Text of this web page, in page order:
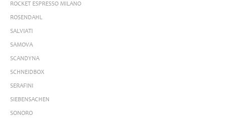
ROCKET ESPRESSO MILANO
ROSENDAHL
SALVIATI
SAMOVA
SCANDYNA
SCHNEIDBOX
SERAFINI
SIEBENSACHEN
SONORO